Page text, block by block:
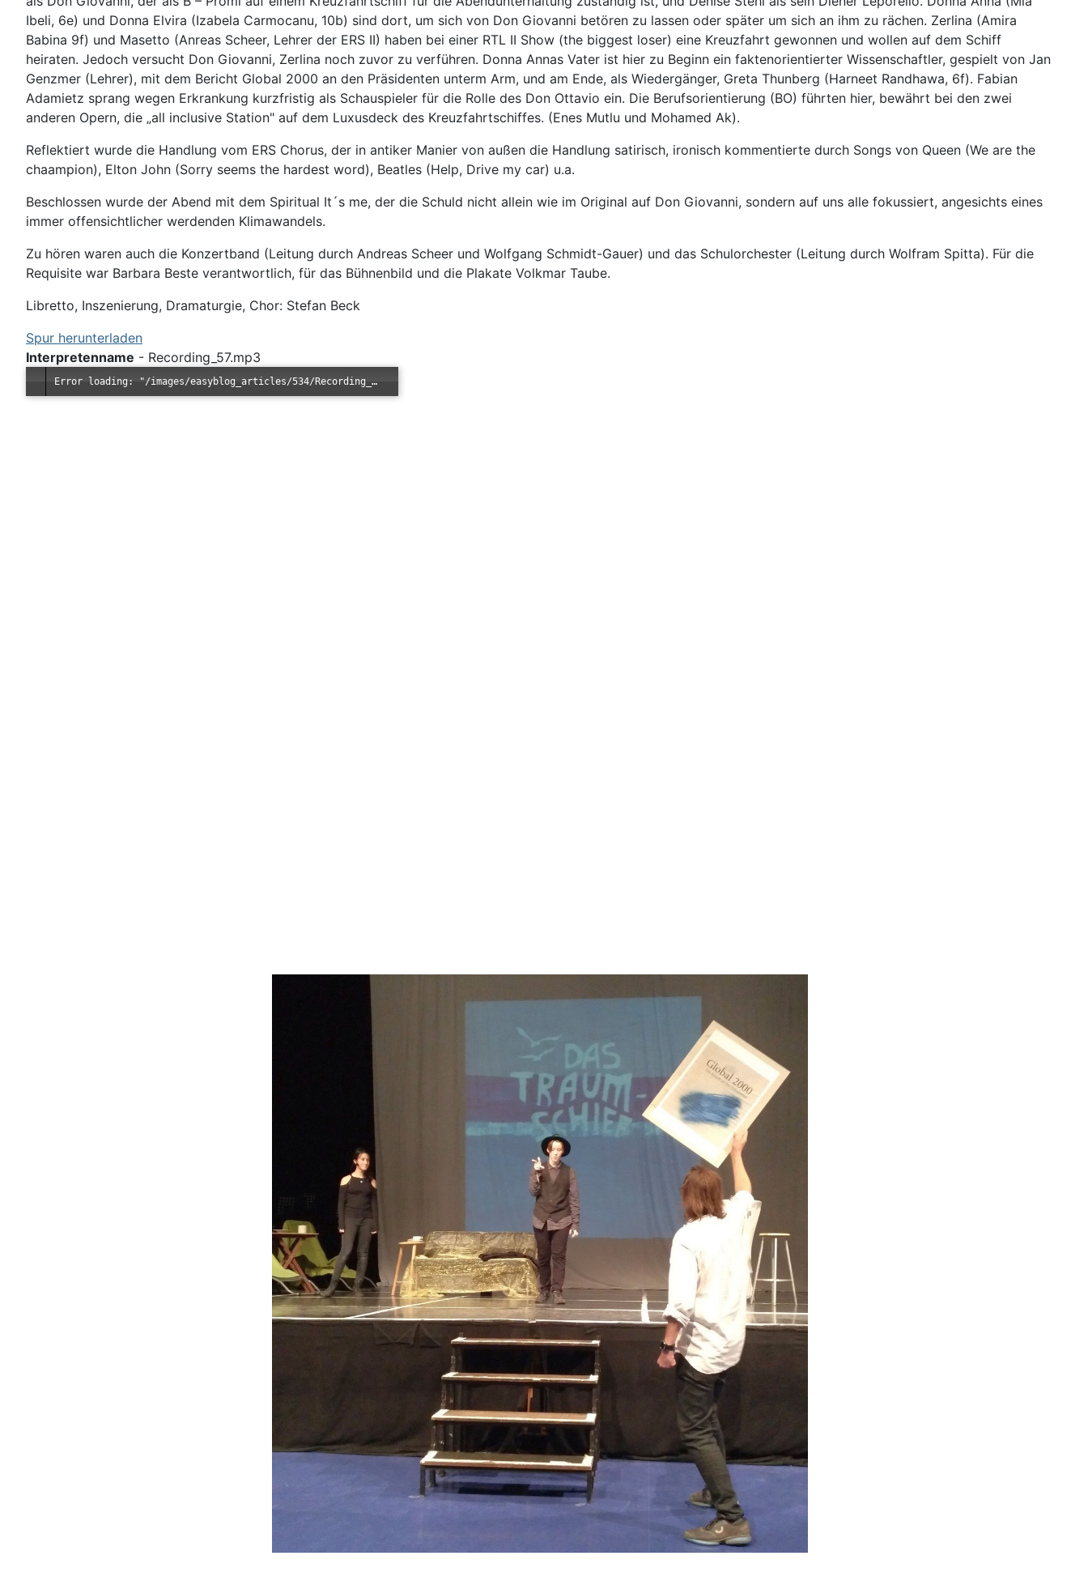
Ibeli, 6e) und Donna Elvira (Izabela Carmocanu, 10b) sind dort, um sich von Don Giovanni betören zu lassen oder später um sich an ihm zu rächen. Zerlina (Amira
Babina 9f) und Masetto (Anreas Scheer, Lehrer der ERS II) haben bei einer RTL II Show (the biggest loser) eine Kreuzfahrt gewonnen und wollen auf dem Schiff
heiraten. Jedoch versucht Don Giovanni, Zerlina noch zuvor zu verführen. Donna Annas Vater ist hier zu Beginn ein faktenorientierter Wissenschaftler, gespielt von Jan
Genzmer (Lehrer), mit dem Bericht Global 2000 an den Präsidenten unterm Arm, und am Ende, als Wiedergänger, Greta Thunberg (Harneet Randhawa, 6f). Fabian
Adamietz sprang wegen Erkrankung kurzfristig als Schauspieler für die Rolle des Don Ottavio ein. Die Berufsorientierung (BO) führten hier, bewährt bei den zwei
anderen Opern, die „all inclusive Station" auf dem Luxusdeck des Kreuzfahrtschiffes. (Enes Mutlu und Mohamed Ak).
Reflektiert wurde die Handlung vom ERS Chorus, der in antiker Manier von außen die Handlung satirisch, ironisch kommentierte durch Songs von Queen (We are the
chaampion), Elton John (Sorry seems the hardest word), Beatles (Help, Drive my car) u.a.
Beschlossen wurde der Abend mit dem Spiritual It´s me, der die Schuld nicht allein wie im Original auf Don Giovanni, sondern auf uns alle fokussiert, angesichts eines
immer offensichtlicher werdenden Klimawandels.
Zu hören waren auch die Konzertband (Leitung durch Andreas Scheer und Wolfgang Schmidt-Gauer) und das Schulorchester (Leitung durch Wolfram Spitta). Für die
Requisite war Barbara Beste verantwortlich, für das Bühnenbild und die Plakate Volkmar Taube.
Libretto, Inszenierung, Dramaturgie, Chor: Stefan Beck
Spur herunterladen
Interpretenname - Recording_57.mp3
Error loading: "/images/easyblog_articles/534/Recording_57.mp3"